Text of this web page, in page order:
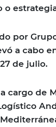
o
por
a cabo
de julio.
cargo de